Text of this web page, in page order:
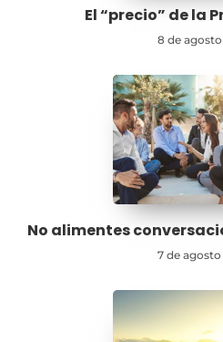
El “precio” de la
8 de
No alimentes
7 de agosto